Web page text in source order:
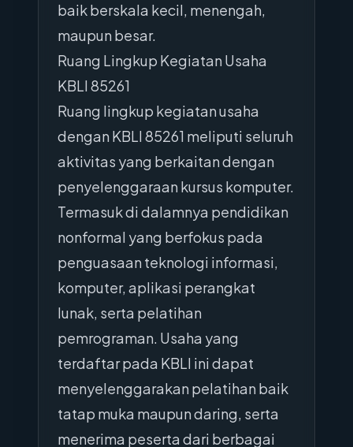
baik berskala kecil, menengah,
maupun besar.
Ruang Lingkup Kegiatan Usaha
KBLI 85261
Ruang lingkup kegiatan usaha
dengan KBLI 85261 meliputi seluruh
aktivitas yang berkaitan dengan
penyelenggaraan kursus komputer.
Termasuk di dalamnya pendidikan
nonformal yang berfokus pada
penguasaan teknologi informasi,
komputer, aplikasi perangkat
lunak, serta pelatihan
pemrograman. Usaha yang
terdaftar pada KBLI ini dapat
menyelenggarakan pelatihan baik
tatap muka maupun daring, serta
menerima peserta dari berbagai